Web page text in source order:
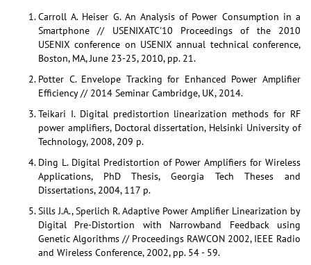
Carroll A. Heiser G. An Analysis of Power Consumption in a
Smartphone // USENIXATC'10 Proceedings of the 2010
USENIX conference on USENIX annual technical conference,
Boston, MA, June 23-25, 2010, pp. 21.
Potter C. Envelope Tracking for Enhanced Power Amplifier
Efficiency // 2014 Seminar Cambridge, UK, 2014.
Teikari I. Digital predistortion linearization methods for RF
power amplifiers, Doctoral dissertation, Helsinki University of
Technology, 2008, 209 p.
Ding L. Digital Predistortion of Power Amplifiers for Wireless
Applications, PhD Thesis, Georgia Tech Theses and
Dissertations, 2004, 117 p.
Sills J.A., Sperlich R. Adaptive Power Amplifier Linearization by
Digital Pre-Distortion with Narrowband Feedback using
Genetic Algorithms // Proceedings RAWCON 2002, IEEE Radio
and Wireless Conference, 2002, pp. 54 - 59.